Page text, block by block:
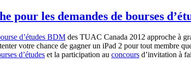
pour les demandes de bourses
d’études BDM des TUAC Canada 2012 approche à
tenter votre chance de gagnerun iPad 2 pour tout membre
d’études et la participation au concours d’invitation à